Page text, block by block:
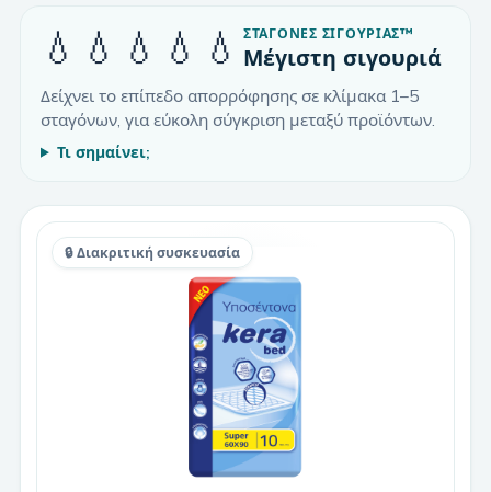
💧💧💧💧💧 ΣΤΑΓΌΝΕΣ ΣΙΓΟΥΡΙΆΣ™
Μέγιστη σιγουριά
Δείχνει το επίπεδο απορρόφησης σε κλίμακα 1–5
σταγόνων, για εύκολη σύγκριση μεταξύ προϊόντων.
Τι σημαίνει;
🔒 Διακριτική συσκευασία